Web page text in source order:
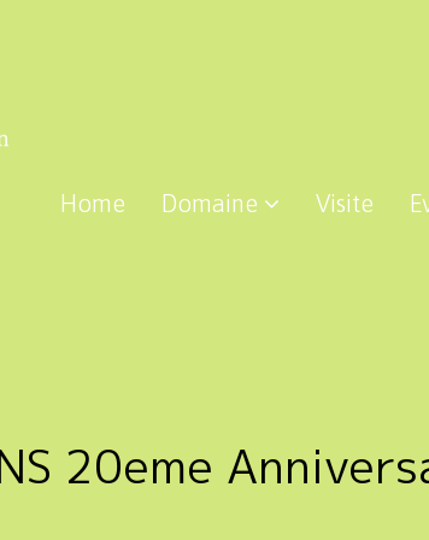
Home Domaine Visite
20eme